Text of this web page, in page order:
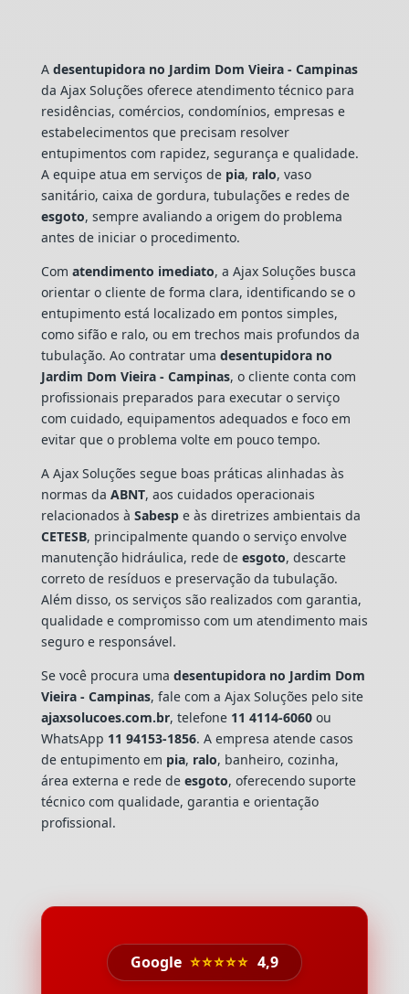
A desentupidora no Jardim Dom Vieira - Campinas
da Ajax Soluções oferece atendimento técnico para
residências, comércios, condomínios, empresas e
estabelecimentos que precisam resolver
entupimentos com rapidez, segurança e qualidade.
A equipe atua em serviços de pia, ralo, vaso
sanitário, caixa de gordura, tubulações e redes de
esgoto, sempre avaliando a origem do problema
antes de iniciar o procedimento.
Com atendimento imediato, a Ajax Soluções busca
orientar o cliente de forma clara, identificando se o
entupimento está localizado em pontos simples,
como sifão e ralo, ou em trechos mais profundos da
tubulação. Ao contratar uma desentupidora no
Jardim Dom Vieira - Campinas, o cliente conta com
profissionais preparados para executar o serviço
com cuidado, equipamentos adequados e foco em
evitar que o problema volte em pouco tempo.
A Ajax Soluções segue boas práticas alinhadas às
normas da ABNT, aos cuidados operacionais
relacionados à Sabespe às diretrizes ambientais da
CETESB, principalmente quando o serviço envolve
manutenção hidráulica, rede de esgoto, descarte
correto de resíduos e preservação da tubulação.
Além disso, os serviços são realizados com garantia,
qualidade e compromisso com um atendimento mais
seguro e responsável.
Se você procura uma desentupidora no Jardim Dom
Vieira - Campinas, fale com a Ajax Soluções pelo site
ajaxsolucoes.com.br, telefone 11 4114-6060ou
WhatsApp 11 94153-1856. A empresa atende casos
de entupimento em pia, ralo, banheiro, cozinha,
área externa e rede de esgoto, oferecendo suporte
técnico com qualidade, garantia e orientação
profissional.
Google ⭐⭐⭐⭐⭐ 4,9